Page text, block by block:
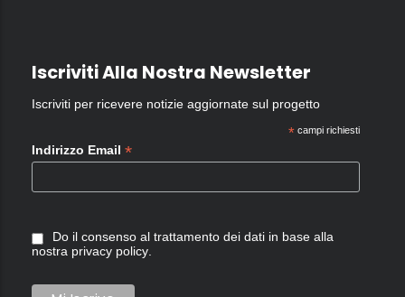
Iscriviti Alla Nostra Newsletter
Iscriviti per ricevere notizie aggiornate sul progetto
*campi richiesti
Indirizzo Email *
Do il consenso al trattamento dei dati in base alla
nostra privacy policy.